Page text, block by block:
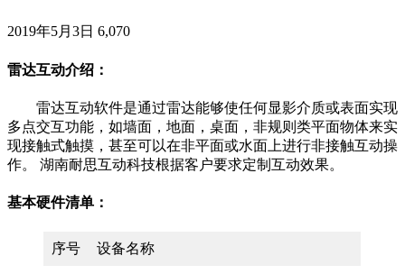
2019年5月3日 6,070
雷达互动介绍：
雷达互动软件是通过雷达能够使任何显影介质或表面实现
多点交互功能，如墙面，地面，桌面，非规则类平面物体来实
现接触式触摸，甚至可以在非平面或水面上进行非接触互动操
作。 湖南耐思互动科技根据客户要求定制互动效果。
基本硬件清单：
序号 设备名称